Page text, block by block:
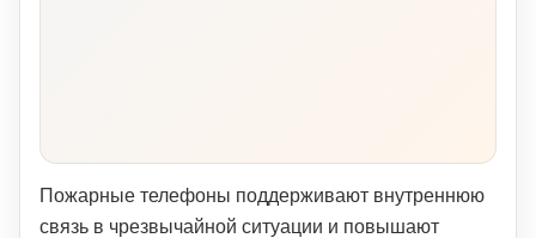
Пожарные телефоны поддерживают внутреннюю
связь в чрезвычайной ситуации и повышают